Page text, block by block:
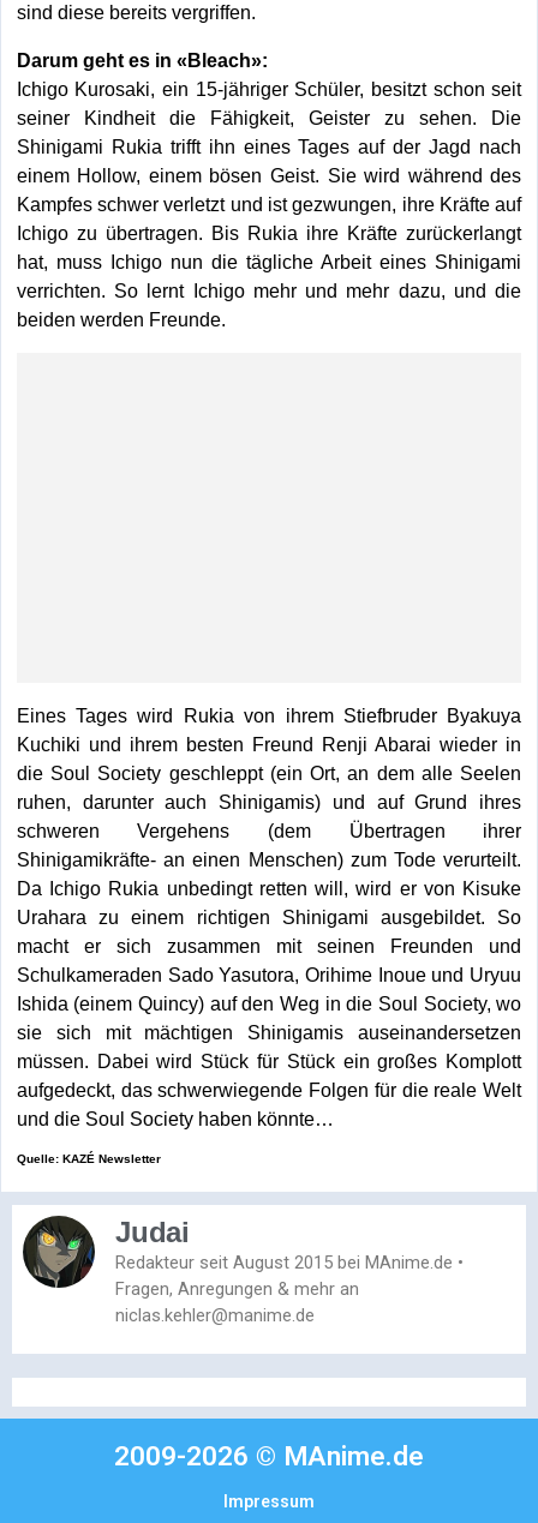
sind diese bereits vergriffen.
Darum geht es in «Bleach»:
Ichigo Kurosaki, ein 15-jähriger Schüler, besitzt schon seit
seiner Kindheit die Fähigkeit, Geister zu sehen. Die
Shinigami Rukia trifft ihn eines Tages auf der Jagd nach
einem Hollow, einem bösen Geist. Sie wird während des
Kampfes schwer verletzt und ist gezwungen, ihre Kräfte auf
Ichigo zu übertragen. Bis Rukia ihre Kräfte zurückerlangt
hat, muss Ichigo nun die tägliche Arbeit eines Shinigami
verrichten. So lernt Ichigo mehr und mehr dazu, und die
beiden werden Freunde.
Eines Tages wird Rukia von ihrem Stiefbruder Byakuya
Kuchiki und ihrem besten Freund Renji Abarai wieder in
die Soul Society geschleppt (ein Ort, an dem alle Seelen
ruhen, darunter auch Shinigamis) und auf Grund ihres
schweren Vergehens (dem Übertragen ihrer
Shinigamikräfte- an einen Menschen) zum Tode verurteilt.
Da Ichigo Rukia unbedingt retten will, wird er von Kisuke
Urahara zu einem richtigen Shinigami ausgebildet. So
macht er sich zusammen mit seinen Freunden und
Schulkameraden Sado Yasutora, Orihime Inoue und Uryuu
Ishida (einem Quincy) auf den Weg in die Soul Society, wo
sie sich mit mächtigen Shinigamis auseinandersetzen
müssen. Dabei wird Stück für Stück ein großes Komplott
aufgedeckt, das schwerwiegende Folgen für die reale Welt
und die Soul Society haben könnte…
Quelle: KAZÉ Newsletter
Judai
Redakteur seit August 2015 bei MAnime.de •
Fragen, Anregungen & mehr an
niclas.kehler@manime.de
2009-2026 © MAnime.de
Impressum